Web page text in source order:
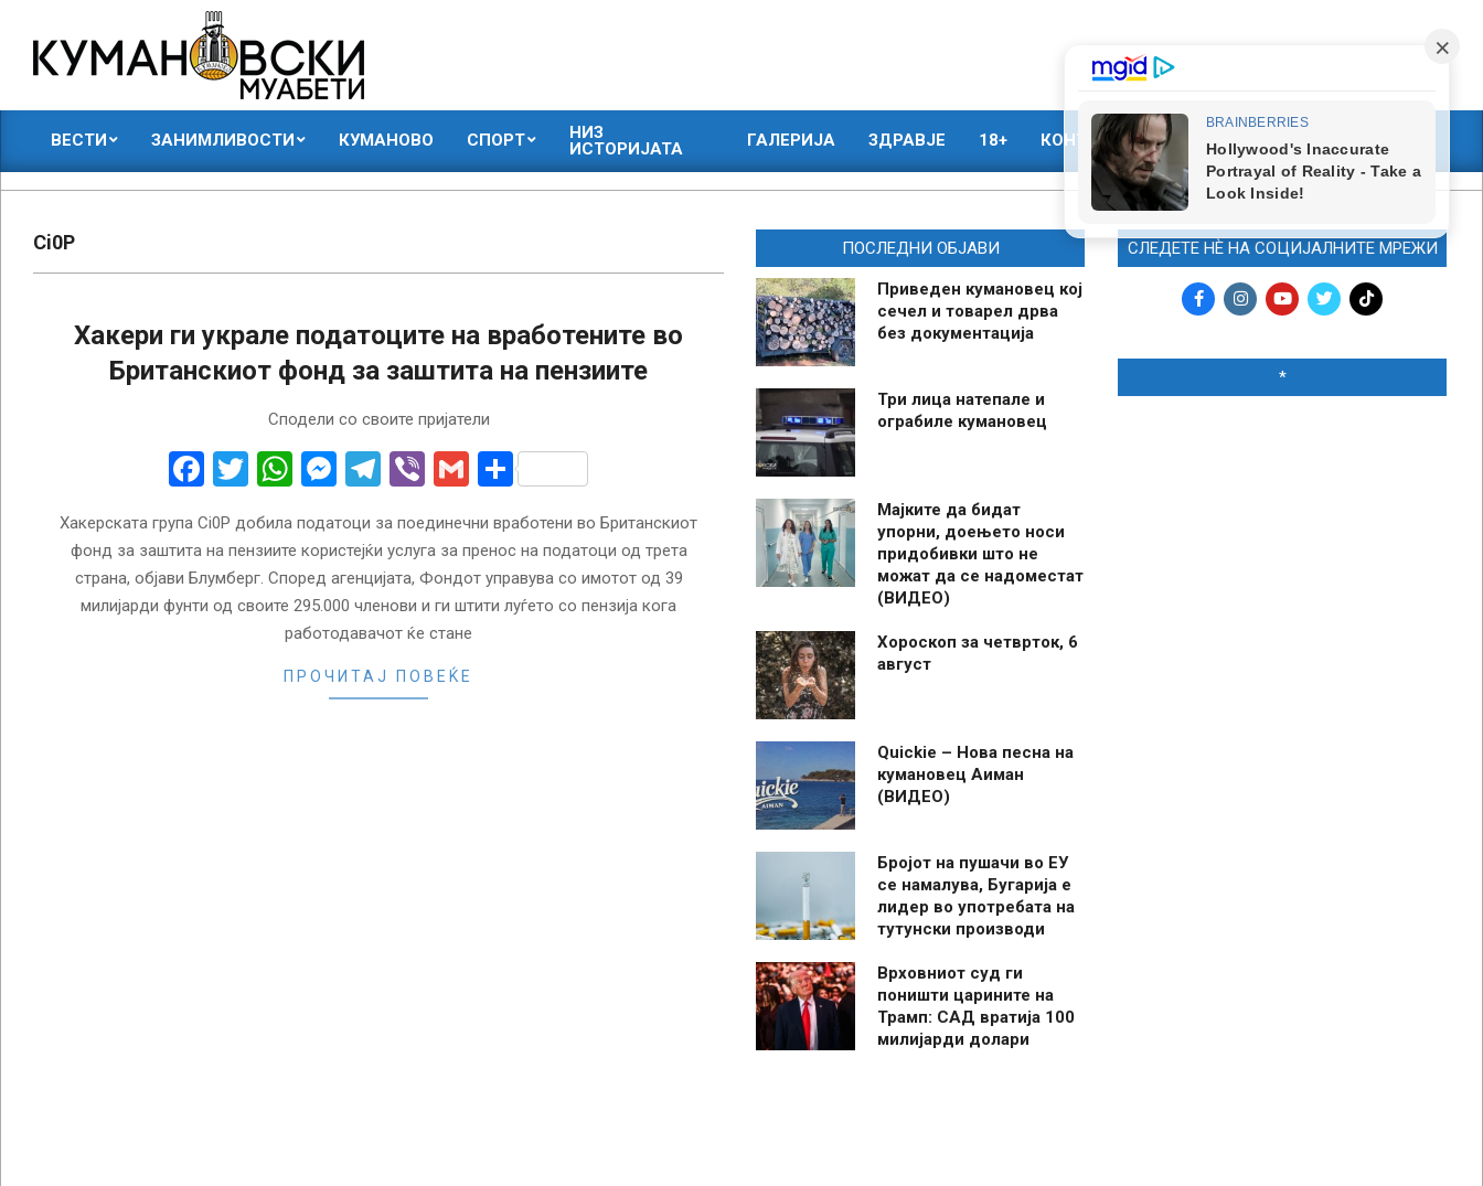
content
КУМАНОВСКИ
МУАБЕТИ
ВЕСТИ ЗАНИМЛИВОСТИ КУМАНОВО СПОРТ
НИЗ
ИСТОРИЈАТА
ГАЛЕРИЈА ЗДРАВЈЕ 18+ КОНТАКТ МАРКЕТИНГ
Ci0P
Хакери ги украле податоците на вработените во
Британскиот фонд за заштита на пензиите
Сподели со своите пријатели
Facebook
Twitter
WhatsApp
Messenger
Telegram
ViberGmailShare
Хакерската група Ci0P добила податоци за поединечни вработени во Британскиот
фонд за заштита на пензиите користејќи услуга за пренос на податоци од трета
страна, објави Блумберг. Според агенцијата, Фондот управува со имотот од 39
милијарди фунти од своите 295.000 членови и ги штити луѓето со пензија кога
работодавачот ќе стане
ПРОЧИТАЈ ПОВЕЌЕ
ПОСЛЕДНИ ОБЈАВИ
Приведен кумановец кој
сечел и товарел дрва
без документација
Три лица натепале и
ограбиле кумановец
Мајките да бидат
упорни, доењето носи
придобивки што не
можат да се надоместат
(ВИДЕО)
Хороскоп за четврток, 6
август
Quickie – Нова песна на
кумановец Аиман
(ВИДЕО)
Бројот на пушачи во ЕУ
се намалува, Бугарија е
лидер во употребата на
тутунски производи
Врховниот суд ги
поништи царините на
Трамп: САД вратија 100
милијарди долари
СЛЕДЕТЕ НЀ НА СОЦИЈАЛНИТЕ МРЕЖИ
*